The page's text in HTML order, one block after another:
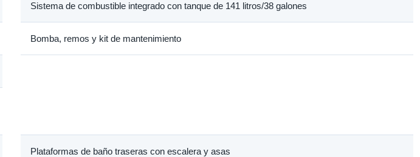
Sistema de combustible integrado con tanque de 141 litros/38 galones
Bomba, remos y kit de mantenimiento
Plataformas de baño traseras con escalera y asas